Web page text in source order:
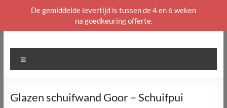
naar
Glazen schuifwand Goor – Schuifpui
De gemiddelde levertijd is tussen de 4 en 6 weken
na goedkeuring offerte.